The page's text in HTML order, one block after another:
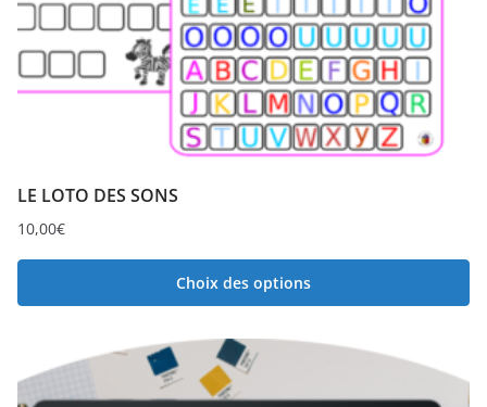
LE LOTO DES SONS
10,00€
Choix des options